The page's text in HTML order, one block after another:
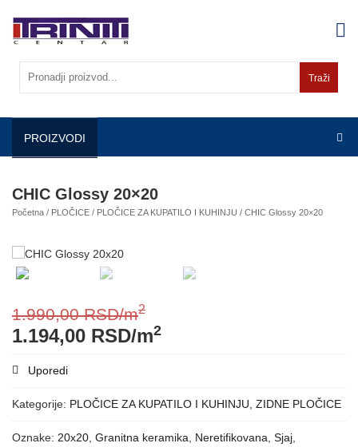
content
Traži
PROIZVODI
CHIC Glossy 20×20
Početna / PLOČICE / PLOČICE ZA KUPATILO I KUHINJU / CHIC Glossy 20×20
1.990,00RSD/m2
1.194,00 RSD/m2
Uporedi
Kategorije: PLOČICE ZA KUPATILO I KUHINJU ZIDNE PLOČICE
Oznake: 20x20 Granitna keramika Neretifikovana Sjaj